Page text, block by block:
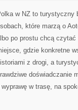
w NZ to turystyczny
które marzą o
po prostu chcą
gdzie konkretne
z drogi, a
doświadczanie
w trasę, na